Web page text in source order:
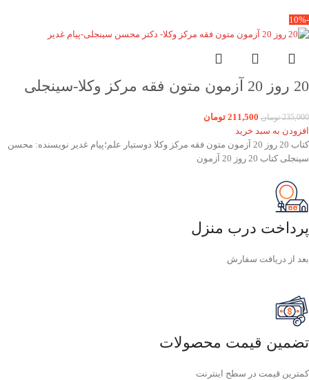
-10%
20 روز 20 آزمون متون فقه مرکز وکلا-سینجلی
235,000 تومان 211,500 تومان
افزودن به سبد خرید
کتاب 20 روز 20 آزمون متون فقه مرکز وکلا دوستیار علم؛پیام غدیر نویسنده: محسن
سینجلی کتاب 20 روز 20 آزمون
پرداخت درب منزل
بعد از دریافت سفارش
تضمین قیمت محصولات
کمترین قیمت در سطح اینترنت